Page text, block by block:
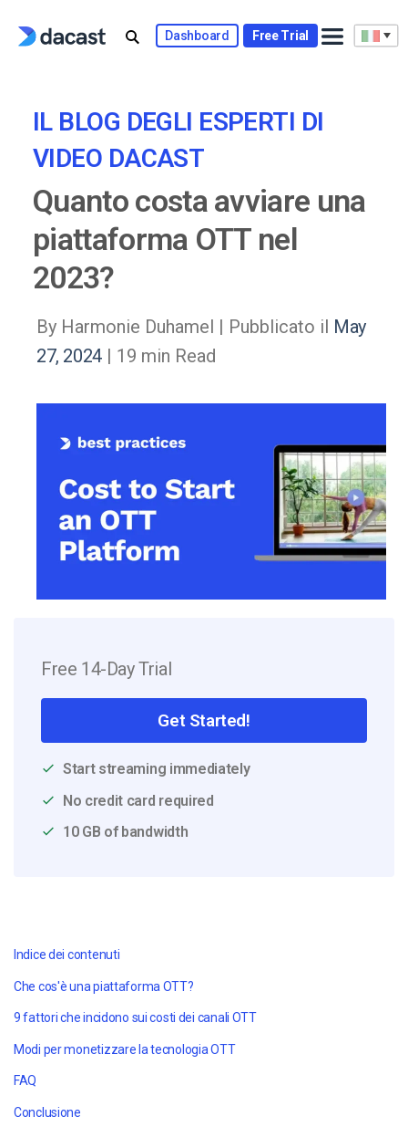
Dashboard Free Trial
IL BLOG DEGLI ESPERTI DI
VIDEO DACAST
Quanto costa avviare una
piattaforma OTT nel
2023?
By Harmonie Duhamel | Pubblicato il May
27, 2024| 19 min Read
Free 14-Day Trial
Get Started!
Start streaming immediately
No credit card required
10 GB of bandwidth
Indice dei contenuti
Che cos'è una piattaforma OTT?
9 fattori che incidono sui costi dei canali OTT
Modi per monetizzare la tecnologia OTT
FAQ
Conclusione